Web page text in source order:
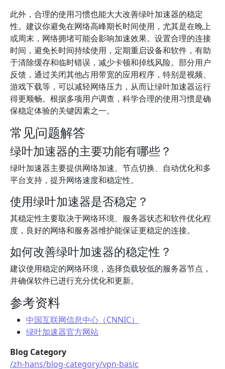
此外，合理的使用习惯也能大大改善绿叶加速器的稳定
性。建议你避免在网络高峰期长时间使用，尤其是在晚上
或周末，网络拥堵可能会影响加速效果。设置合理的连接
时间，避免长时间持续使用，定期重启设备和软件，有助
于清除缓存和临时错误，减少卡顿和掉线风险。部分用户
反馈，通过关闭其他占用带宽的应用程序，特别是视频、
游戏下载等，可以减轻网络压力，从而让绿叶加速器运行
得更顺畅。根据多项用户调查，科学合理的使用习惯是确
保稳定体验的关键因素之一。
常见问题解答
绿叶加速器的主要功能有哪些？
绿叶加速器主要提供网络加速、节点切换、自动优化和多
平台支持，提升网络速度和稳定性。
使用绿叶加速器是否稳定？
其稳定性主要取决于网络环境、服务器状态和软件优化程
度，良好的网络和服务器维护能保证更稳定的连接。
如何改善绿叶加速器的稳定性？
建议使用稳定的网络环境，选择负载较低的服务器节点，
并确保软件已进行充分优化和更新。
参考资料
中国互联网信息中心（CNNIC）
绿叶加速器官方网站
Blog Category
/zh-hans/blog-category/vpn-basic